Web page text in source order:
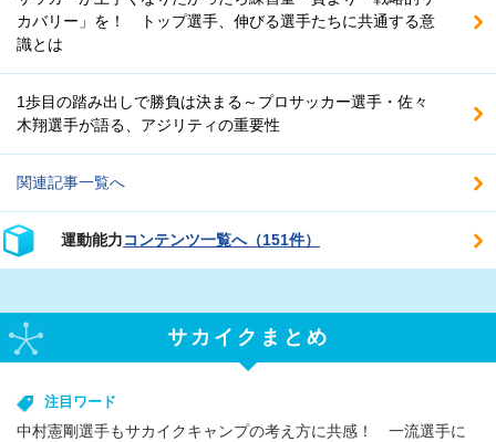
カバリー」を！ トップ選手、伸びる選手たちに共通する意
識とは
1歩目の踏み出しで勝負は決まる～プロサッカー選手・佐々
木翔選手が語る、アジリティの重要性
関連記事一覧へ
運動能力コンテンツ一覧へ（151件）
サカイクまとめ
注目ワード
中村憲剛選手もサカイクキャンプの考え方に共感！ 一流選手に